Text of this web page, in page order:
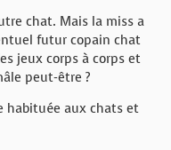
chat. Mais la miss a
futur copain chat
jeux corps à corps et
peut-être ?
habituée aux chats et